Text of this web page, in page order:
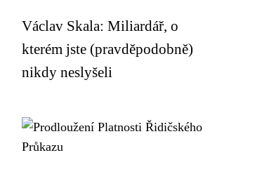
Václav Skala: Miliardář, o
kterém jste (pravděpodobně)
nikdy neslyšeli